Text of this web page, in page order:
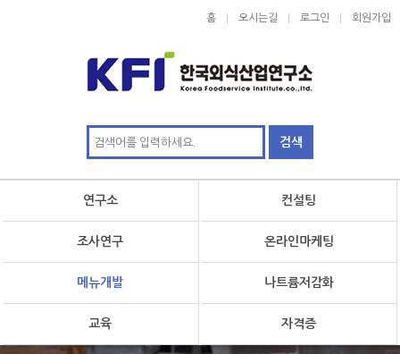
홈 오시는길 로그인 회원가입
연구소 컨설팅
조사연구 온라인마케팅
메뉴개발 나트륨저감화
교육 자격증